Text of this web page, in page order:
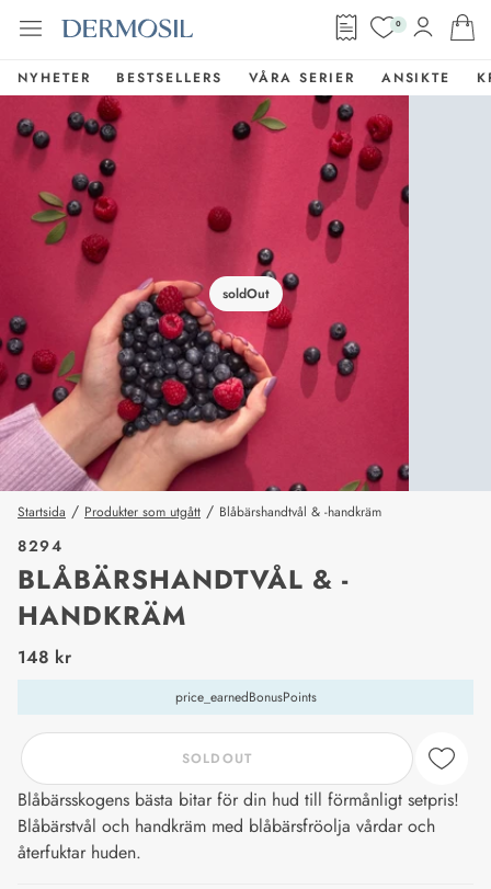
0
NYHETER BESTSELLERS VÅRA SERIER ANSIKTE
soldOut
Startsida / Produkter som utgått / Blåbärshandtvål & -handkräm
8294
BLÅBÄRSHANDTVÅL & -
HANDKRÄM
price_label
148 kr
price_earnedBonusPoints
SOLDOUT
Blåbärsskogens bästa bitar för din hud till förmånligt setpris!
Blåbärstvål och handkräm med blåbärsfröolja vårdar och
återfuktar huden.